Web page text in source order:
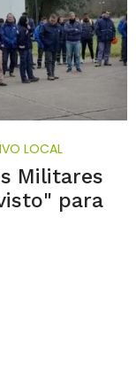
LOCAL
Militares
para